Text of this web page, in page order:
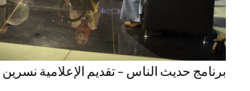
برنامج حديث الناس – تقديم الإعلامية نسرين